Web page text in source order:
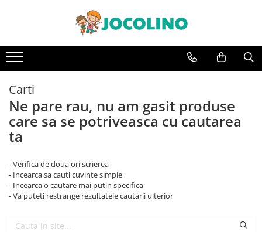
1 - 2 Ani
3 - 4 Ani
4 - 5 Ani
5 - 6 Ani
7 - 8 Ani
8 - 9 Ani
Carti
Ne pare rau, nu am gasit produse
care sa se potriveasca cu cautarea
ta
- Verifica de doua ori scrierea
- Incearca sa cauti cuvinte simple
- Incearca o cautare mai putin specifica
- Va puteti restrange rezultatele cautarii ulterior